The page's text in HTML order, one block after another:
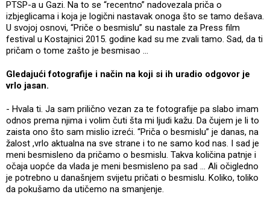
PTSP-a u Gazi. Na to se “recentno” nadovezala priča o
izbjeglicama i koja je logični nastavak onoga što se tamo dešava.
U svojoj osnovi, “Priče o besmislu” su nastale za Press film
festival u Kostajnici 2015. godine kad su me zvali tamo. Sad, da ti
pričam o tome zašto je besmisao …
Gledajući fotografije i način na koji si ih uradio odgovor je
vrlo jasan.
- Hvala ti. Ja sam prilično vezan za te fotografije pa slabo imam
odnos prema njima i volim čuti šta mi ljudi kažu. Da čujem je li to
zaista ono što sam mislio izreći. “Priča o besmislu” je danas, na
žalost ,vrlo aktualna na sve strane i to ne samo kod nas. I sad je
meni besmisleno da pričamo o besmislu. Takva količina patnje i
očaja uopće da vlada je meni besmisleno pa sad … Ali očigledno
je potrebno u današnjem svijetu pričati o besmislu. Koliko, toliko
da pokušamo da utičemo na smanjenje.